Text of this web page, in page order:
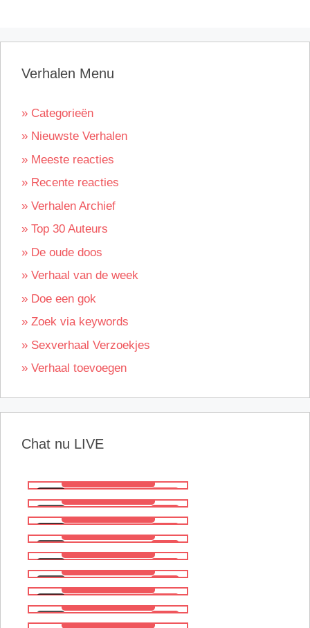
Verhalen Menu
» Categorieën
» Nieuwste Verhalen
» Meeste reacties
» Recente reacties
» Verhalen Archief
» Top 30 Auteurs
» De oude doos
» Verhaal van de week
» Doe een gok
» Zoek via keywords
» Sexverhaal Verzoekjes
» Verhaal toevoegen
Chat nu LIVE